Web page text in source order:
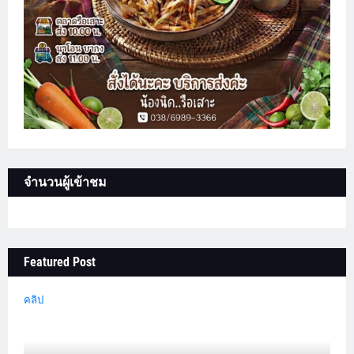
จำนวนผู้เข้าชม
Featured Post
คลิป